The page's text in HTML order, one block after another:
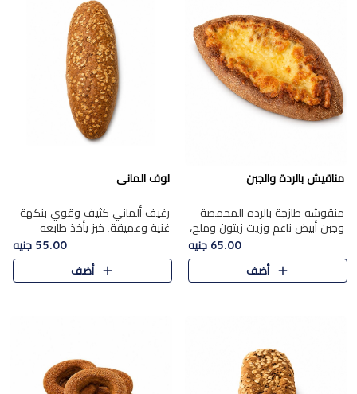
مناقيش بالردة والجبن
منقوشه طازجة بالرده المحمصة
وجبن أبيض ناعم وزيت زيتون وملح،
مباشرة من الفرن.الرده مع نعومة
الجبن فوق عجينة طازجة.
65.00 جنيه
أضف
لوف المانى
رغيف ألماني كثيف وقوي بنكهة
غنية وعميقة. خبز يأخذ طابعه
55.00 جنيه
أضف